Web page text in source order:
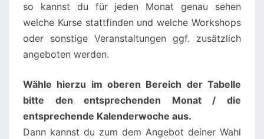
so kannst du für jeden Monat genau sehen
welche Kurse stattfinden und welche Workshops
oder sonstige Veranstaltungen ggf. zusätzlich
angeboten werden.
Wähle hierzu im oberen Bereich der Tabelle
bitte den entsprechenden Monat / die
entsprechende Kalenderwoche aus.
Dann kannst du zum dem Angebot deiner Wahl
02:00
03:00
04:00
05:00